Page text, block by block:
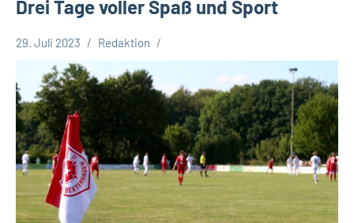
Drei Tage voller Spaß und Sport
Leopoldshöhe
Themen
29. Juli 2023 Redaktion